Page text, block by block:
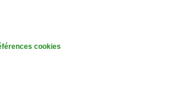
cookies